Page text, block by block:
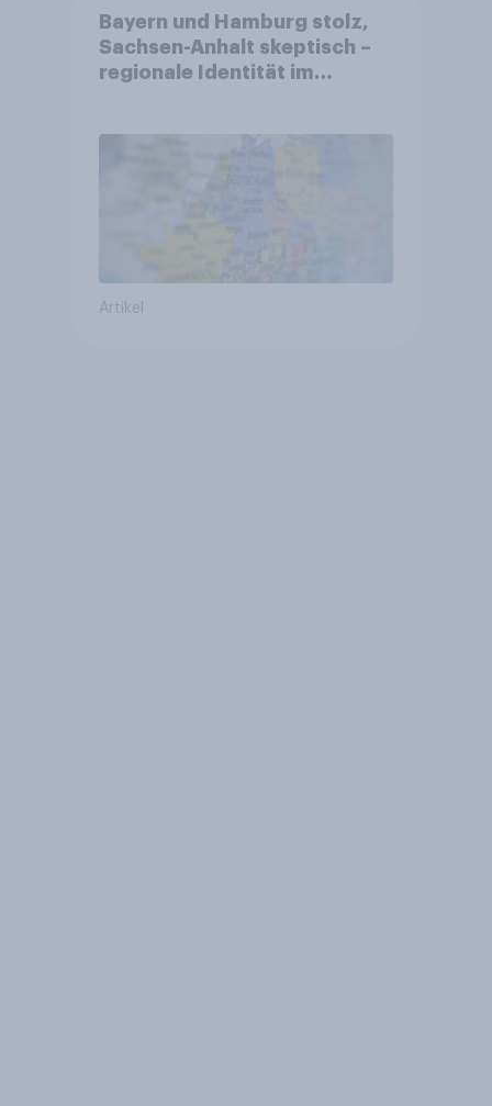
Bayern und Hamburg stolz,
Sachsen-Anhalt skeptisch –
regionale Identität im
Artikel